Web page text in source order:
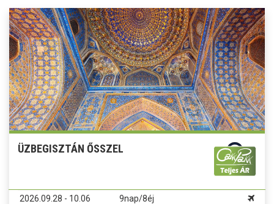
ÜZBEGISZTÁN ŐSSZEL
2026.09.28 - 10.06
9nap/8éj